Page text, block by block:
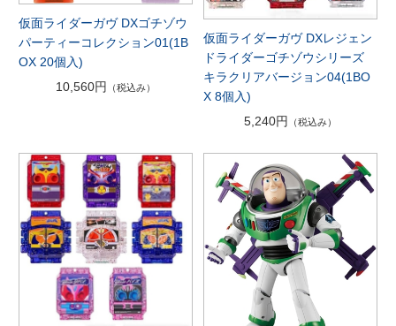
仮面ライダーガヴ DXゴチゾウ
パーティーコレクション01(1B
OX 20個入)
10,560円
（税込み）
仮面ライダーガヴ DXレジェン
ドライダーゴチゾウシリーズ
キラクリアバージョン04(1BO
X 8個入)
5,240円
（税込み）